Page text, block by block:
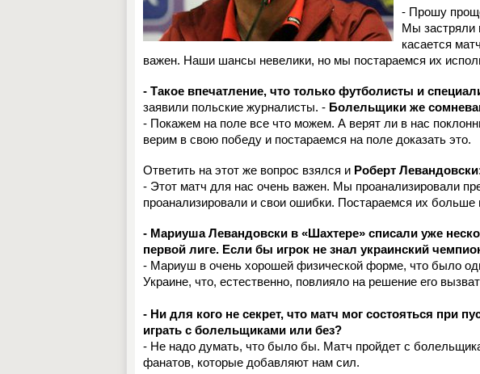
- Прошу
Мы застряли
касается
важен. Наши шансы невелики, но мы постараемся их
- Такое впечатление, что только футболисты и
заявили польские журналисты. - Болельщики же
- Покажем на поле все что можем. А верят ли в нас
верим в свою победу и постараемся на поле доказать это.
Ответить на этот же вопрос взялся и Роберт Левандовски:
- Этот матч для нас очень важен. Мы проанализировали
проанализировали и свои ошибки. Постараемся их больше
- Мариуша Левандовски в «Шахтере» списали уже
первой лиге. Если бы игрок не знал украинский
- Мариуш в очень хорошей физической форме, что было
Украине, что, естественно, повлияло на решение его
- Ни для кого не секрет, что матч мог состояться при
играть с болельщиками или без?
- Не надо думать, что было бы. Матч пройдет с
фанатов, которые добавляют нам сил.